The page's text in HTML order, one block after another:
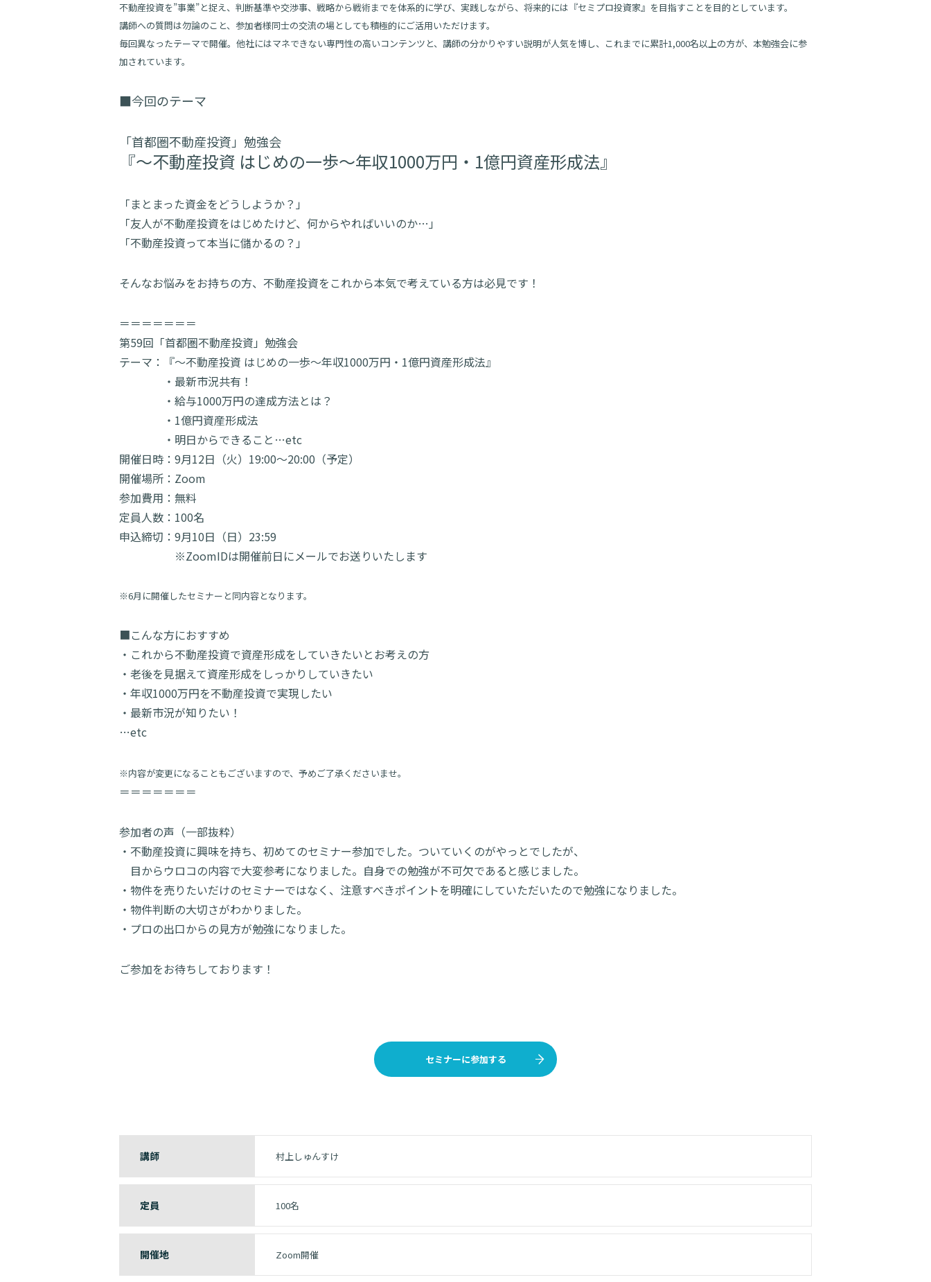
不動産投資を”事業”と捉え、判断基準や交渉事、戦略から戦術までを体系的に学び、実践しながら、将来的には『セミプロ投資家』を目指すことを目的としています。
講師への質問は勿論のこと、参加者様同士の交流の場としても積極的にご活用いただけます。
毎回異なったテーマで開催。他社にはマネできない専門性の高いコンテンツと、講師の分かりやすい説明が人気を博し、これまでに累計1,000名以上の方が、本勉強会に参
加されています。
■今回のテーマ
「首都圏不動産投資」勉強会
『～不動産投資 はじめの一歩～年収1000万円・1億円資産形成法』
「まとまった資金をどうしようか？」
「友人が不動産投資をはじめたけど、何からやればいいのか…」
「不動産投資って本当に儲かるの？」
そんなお悩みをお持ちの方、不動産投資をこれから本気で考えている方は必見です！
＝＝＝＝＝＝＝
第59回「首都圏不動産投資」勉強会
テーマ：『～不動産投資 はじめの一歩～年収1000万円・1億円資産形成法』
・最新市況共有！
・給与1000万円の達成方法とは？
・1億円資産形成法
・明日からできること…etc
開催日時：9月12日（火）19:00～20:00（予定）
開催場所：Zoom
参加費用：無料
定員人数：100名
申込締切：9月10日（日）23:59
※ZoomIDは開催前日にメールでお送りいたします
※6月に開催したセミナーと同内容となります。
■こんな方におすすめ
・これから不動産投資で資産形成をしていきたいとお考えの方
・老後を見据えて資産形成をしっかりしていきたい
・年収1000万円を不動産投資で実現したい
・最新市況が知りたい！
…etc
※内容が変更になることもございますので、予めご了承くださいませ。
＝＝＝＝＝＝＝
参加者の声（一部抜粋）
・不動産投資に興味を持ち、初めてのセミナー参加でした。ついていくのがやっとでしたが、
目からウロコの内容で大変参考になりました。自身での勉強が不可欠であると感じました。
・物件を売りたいだけのセミナーではなく、注意すべきポイントを明確にしていただいたので勉強になりました。
・物件判断の大切さがわかりました。
・プロの出口からの見方が勉強になりました。
ご参加をお待ちしております！
セミナーに参加する
講師 村上しゅんすけ
定員 100名
開催地 Zoom開催